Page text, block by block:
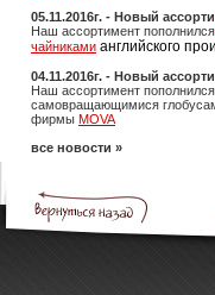
05.11.2016г. - Новый
Наш ассортимент пополнился
чайниками английского
04.11.2016г. - Новый
Наш ассортимент пополнился
самовращающимися
фирмы MOVA
все новости »